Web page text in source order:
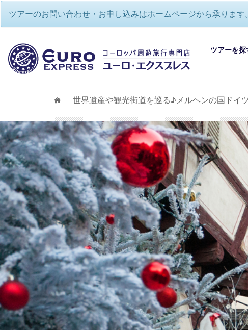
ツアーのお問い合わせ・お申し込みはホームページから承りま
ツアーを探
ヨーロッ
ヨーロッ
欧州オペ
欧州ワイ
ヨーロッ
自分
世界遺産や観光街道を巡る♪メルヘンの国ドイツ